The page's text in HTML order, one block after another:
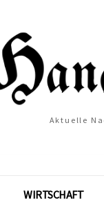
Aktuelle
WIRTSCHAFT